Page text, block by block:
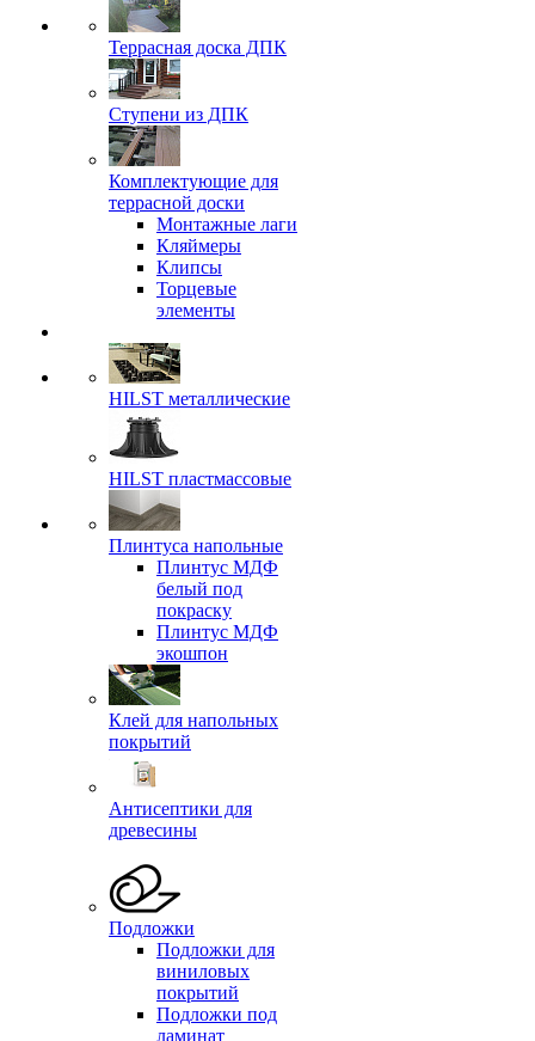
Террасная доска ДПК
Ступени из ДПК
Комплектующие для
террасной доски
Монтажные лаги
Кляймеры
Клипсы
Торцевые
элементы
HILST металлические
HILST пластмассовые
Плинтуса напольные
Плинтус МДФ
белый под
покраску
Плинтус МДФ
экошпон
Клей для напольных
покрытий
Антисептики для
древесины
Подложки
Подложки для
виниловых
покрытий
Подложки под
ламинат